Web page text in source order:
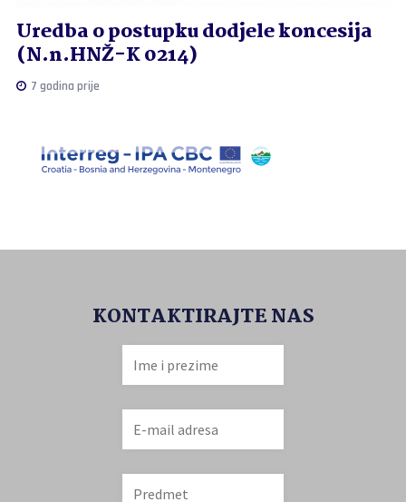
Uredba o postupku dodjele koncesija
(N.n.HNŽ-K 0214)
7 godina prije
KONTAKTIRAJTE NAS